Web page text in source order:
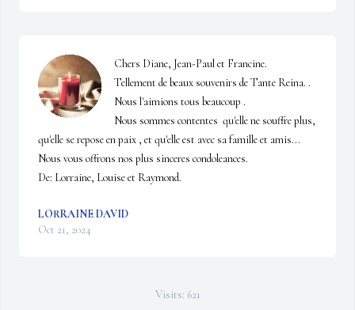
Chers Diane, Jean-Paul et Francine.
Tellement de beaux souvenirs de Tante Reina. .
Nous l'aimions tous beaucoup .
Nous sommes contentes  qu'elle ne souffre plus,
qu'elle se repose en paix , et qu'elle est avec sa famille et amis...
Nous vous offrons nos plus sinceres condoleances.
De: Lorraine, Louise et Raymond.
LORRAINE DAVID
Oct 21, 2024
Visits: 621